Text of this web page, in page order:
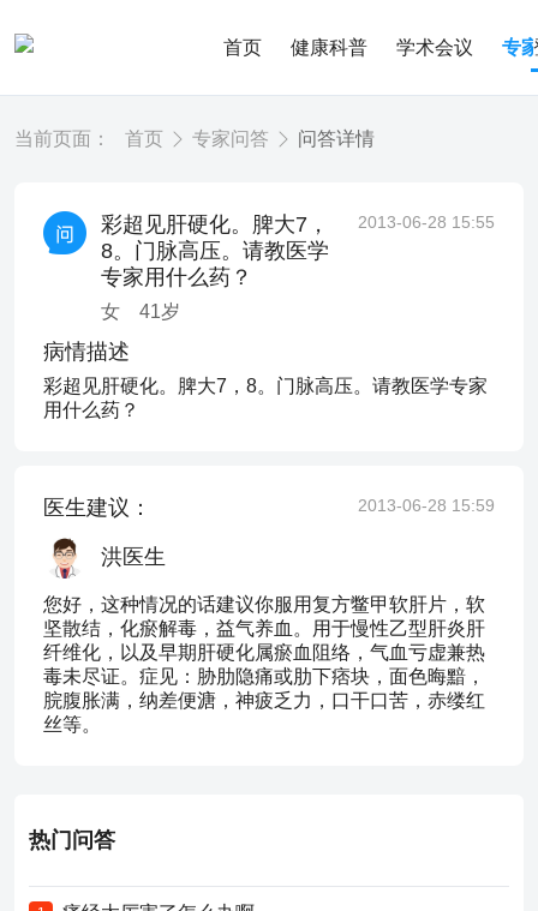
首页 健康科普 学术会议 专
当前页面： 首页 专家问答 问答详情
彩超见肝硬化。脾大7，
8。门脉高压。请教医学
专家用什么药？
女 41岁
2013-06-28 15:55
病情描述
彩超见肝硬化。脾大7，8。门脉高压。请教医学专家
用什么药？
医生建议： 2013-06-28 15:59
洪医生
您好，这种情况的话建议你服用复方鳖甲软肝片，软
坚散结，化瘀解毒，益气养血。用于慢性乙型肝炎肝
纤维化，以及早期肝硬化属瘀血阻络，气血亏虚兼热
毒未尽证。症见：胁肋隐痛或肋下痞块，面色晦黯，
脘腹胀满，纳差便溏，神疲乏力，口干口苦，赤缕红
丝等。
热门问答